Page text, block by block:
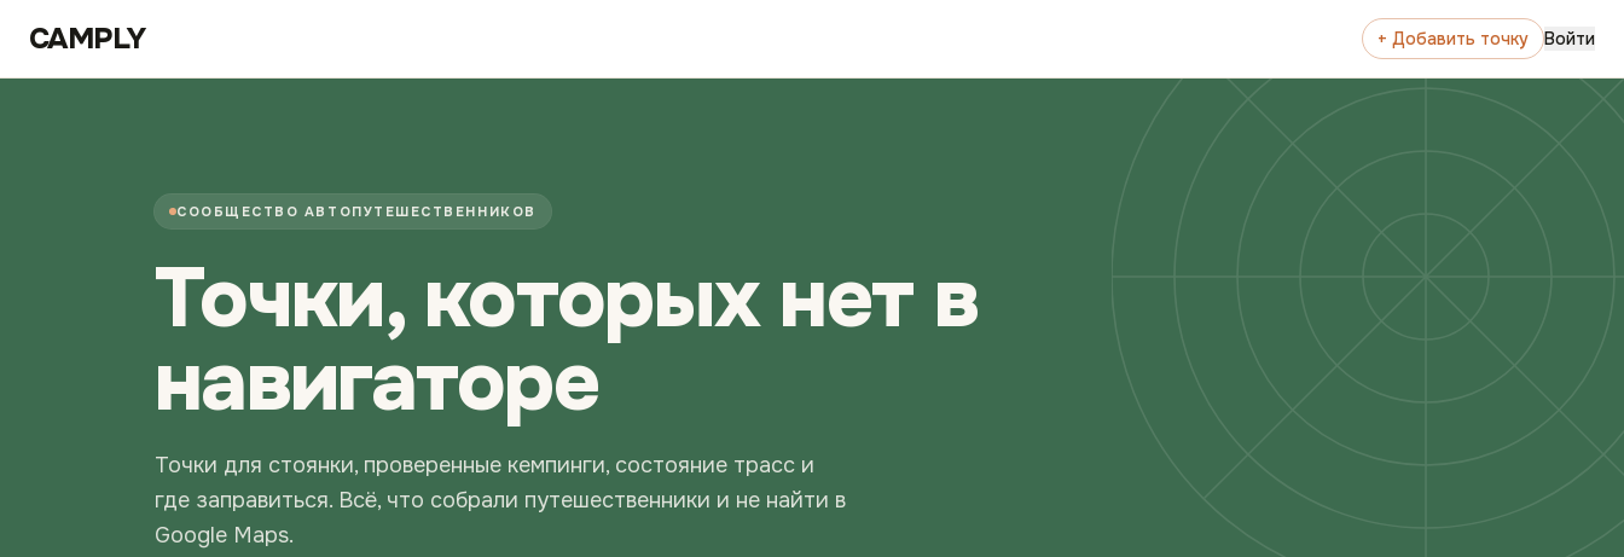
CAMPLY + Добавить точку Войти
СООБЩЕСТВО АВТОПУТЕШЕСТВЕННИКОВ
Точки, которых нет в
навигаторе
Точки для стоянки, проверенные кемпинги, состояние трасс и
где заправиться. Всё, что собрали путешественники и не найти в
Google Maps.